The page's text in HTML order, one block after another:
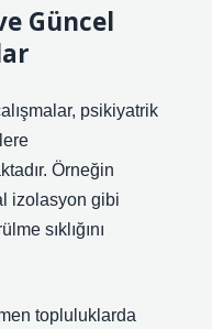
Güncel
psikiyatrik
Örneğin
izolasyon gibi
sıklığını
topluluklarda